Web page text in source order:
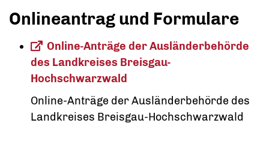
Onlineantrag und Formulare
Online-Anträge der Ausländerbehörde
des Landkreises Breisgau-
Hochschwarzwald
Online-Anträge der Ausländerbehörde des
Landkreises Breisgau-Hochschwarzwald